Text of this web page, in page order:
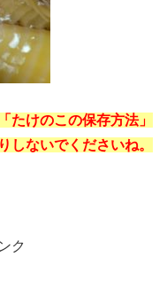
たけのこの保存方法」
しないでくださいね。
ク